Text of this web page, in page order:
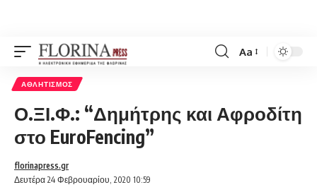
Font
Aa
ΑΘΛΗΤΙΣΜΌΣ
Ο.ΞΙ.Φ.: “Δημήτρης και Αφροδίτη
στο EuroFencing”
Δευτέρα 24 Φεβρουαρίου, 2020 10:59
florinapress.gr